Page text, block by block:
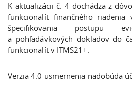
K aktualizácii č. 4 dochádza z
funkcionalít finančného
špecifikovania postupu
a pohľadávkových dokladov do
funkcionalít v ITMS21+.
Verzia 4.0 usmernenia nadobúda